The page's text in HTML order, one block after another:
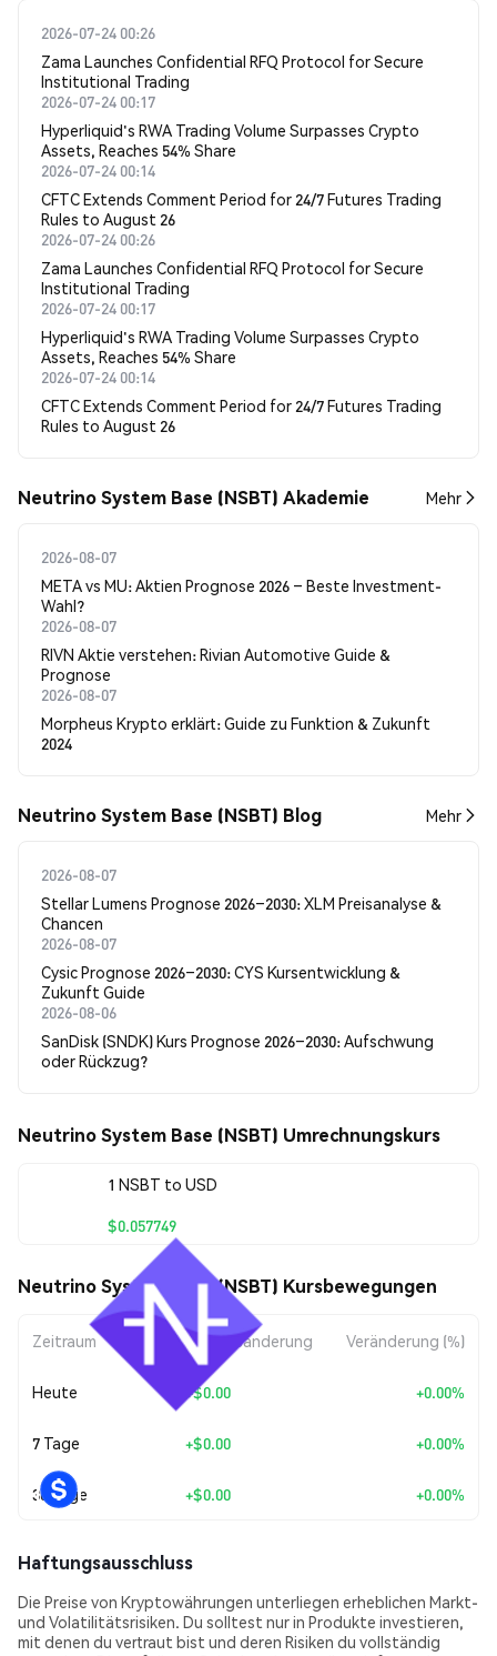
2026-07-24 00:26
Zama Launches Confidential RFQ Protocol for Secure
Institutional Trading
2026-07-24 00:17
Hyperliquid's RWA Trading Volume Surpasses Crypto
Assets, Reaches 54% Share
2026-07-24 00:14
CFTC Extends Comment Period for 24/7 Futures Trading
Rules to August 26
2026-07-24 00:26
Zama Launches Confidential RFQ Protocol for Secure
Institutional Trading
2026-07-24 00:17
Hyperliquid's RWA Trading Volume Surpasses Crypto
Assets, Reaches 54% Share
2026-07-24 00:14
CFTC Extends Comment Period for 24/7 Futures Trading
Rules to August 26
Neutrino System Base (NSBT) Akademie Mehr
2026-08-07
META vs MU: Aktien Prognose 2026 – Beste Investment-
Wahl?
2026-08-07
RIVN Aktie verstehen: Rivian Automotive Guide &
Prognose
2026-08-07
Morpheus Krypto erklärt: Guide zu Funktion & Zukunft
2024
Neutrino System Base (NSBT) Blog Mehr
2026-08-07
Stellar Lumens Prognose 2026–2030: XLM Preisanalyse &
Chancen
2026-08-07
Cysic Prognose 2026–2030: CYS Kursentwicklung &
Zukunft Guide
2026-08-06
SanDisk (SNDK) Kurs Prognose 2026–2030: Aufschwung
oder Rückzug?
Neutrino System Base (NSBT) Umrechnungskurs
1 NSBT to USD
$0.057749
Neutrino System Base (NSBT) Kursbewegungen
Zeitraum Betragsänderung Veränderung (%)
Heute +$0.00 +0.00%
7 Tage +$0.00 +0.00%
30 Tage +$0.00 +0.00%
Haftungsausschluss
Die Preise von Kryptowährungen unterliegen erheblichen Markt-
und Volatilitätsrisiken. Du solltest nur in Produkte investieren,
mit denen du vertraut bist und deren Risiken du vollständig